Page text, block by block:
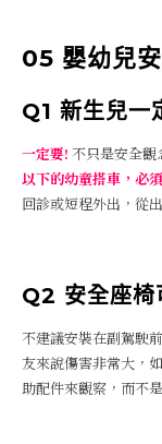
05 嬰幼兒
Q1 新生兒一
一定要! 不只是安全觀
以下的幼童搭車，必
回診或短程外出，從
Q2 安全座椅
不建議安裝在副駕駛
友來說傷害非常大，
助配件來觀察，而不